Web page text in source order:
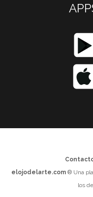
elojodelarte.com® Una
los